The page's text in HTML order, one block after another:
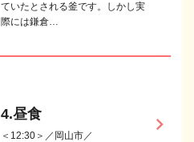
ていたとされる釜です。しかし実
際には鎌倉…
4.昼食
＜12:30＞／岡山市／ keyboard_arrow_right